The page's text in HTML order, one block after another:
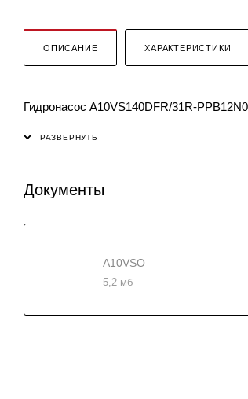
ОПИСАНИЕ ХАРАКТЕРИСТИКИ
Гидронасос A10VS140DFR/31R-
Документы
A10VSO
5,2 мб